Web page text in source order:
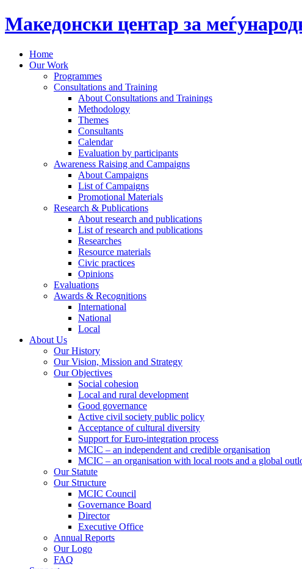
Македонски центар за
Home
Our Work
Programmes
Consultations and Training
About Consultations and Trainings
Methodology
Themes
Consultants
Calendar
Evaluation by participants
Awareness Raising and Campaigns
About Campaigns
List of Campaigns
Promotional Materials
Research & Publications
About research and publications
List of research and publications
Researches
Resource materials
Civic practices
Opinions
Evaluations
Awards & Recognitions
International
National
Local
About Us
Our History
Our Vision, Mission and Strategy
Our Objectives
Social cohesion
Local and rural development
Good governance
Active civil society public policy
Acceptance of cultural diversity
Support for Euro-integration process
MCIC – an independent and credible organisation
MCIC – an organisation with local roots and a global
Our Statute
Our Structure
MCIC Council
Governance Board
Director
Executive Office
Annual Reports
Our Logo
FAQ